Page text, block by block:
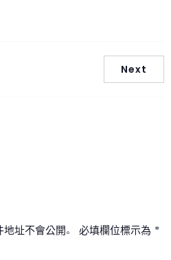
Next
址不會公開。 必填欄位標示為 *